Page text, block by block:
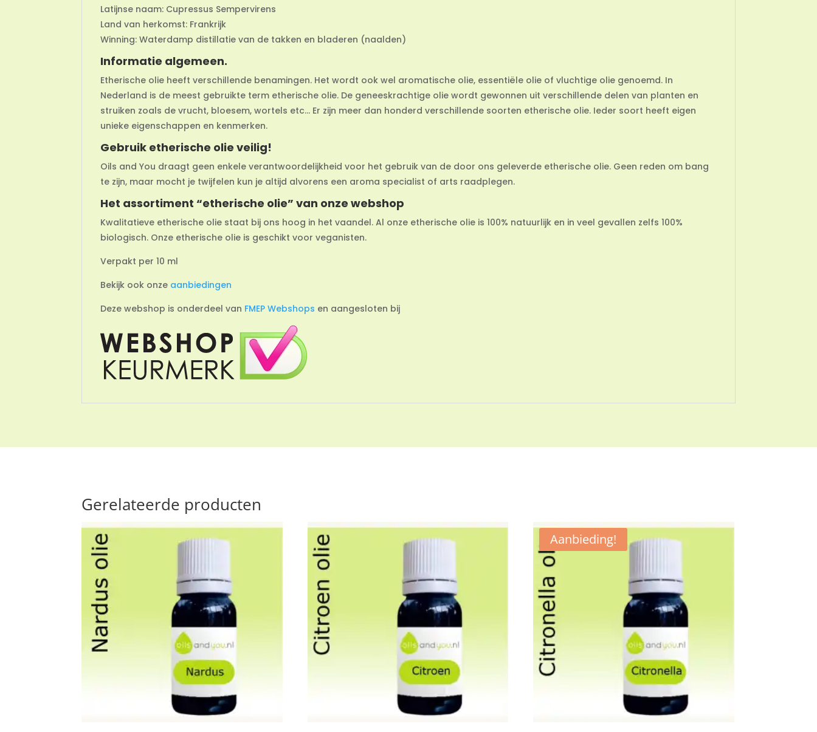
Latijnse naam: Cupressus Sempervirens
Land van herkomst: Frankrijk
Winning: Waterdamp distillatie van de takken en bladeren (naalden)
Informatie algemeen.
Etherische olie heeft verschillende benamingen. Het wordt ook wel aromatische olie, essentiële olie of vluchtige olie genoemd. In
Nederland is de meest gebruikte term etherische olie. De geneeskrachtige olie wordt gewonnen uit verschillende delen van planten en
struiken zoals de vrucht, bloesem, wortels etc… Er zijn meer dan honderd verschillende soorten etherische olie. Ieder soort heeft eigen
unieke eigenschappen en kenmerken.
Gebruik etherische olie veilig!
Oils and You draagt geen enkele verantwoordelijkheid voor het gebruik van de door ons geleverde etherische olie. Geen reden om bang
te zijn, maar mocht je twijfelen kun je altijd alvorens een aroma specialist of arts raadplegen.
Het assortiment “etherische olie” van onze webshop
Kwalitatieve etherische olie staat bij ons hoog in het vaandel. Al onze etherische olie is 100% natuurlijk en in veel gevallen zelfs 100%
biologisch. Onze etherische olie is geschikt voor veganisten.
Verpakt per 10 ml
Bekijk ook onze aanbiedingen
Deze webshop is onderdeel van FMEP Webshops en aangesloten bij
Gerelateerde producten
Aanbieding!